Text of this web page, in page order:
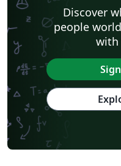
Discover
people
with